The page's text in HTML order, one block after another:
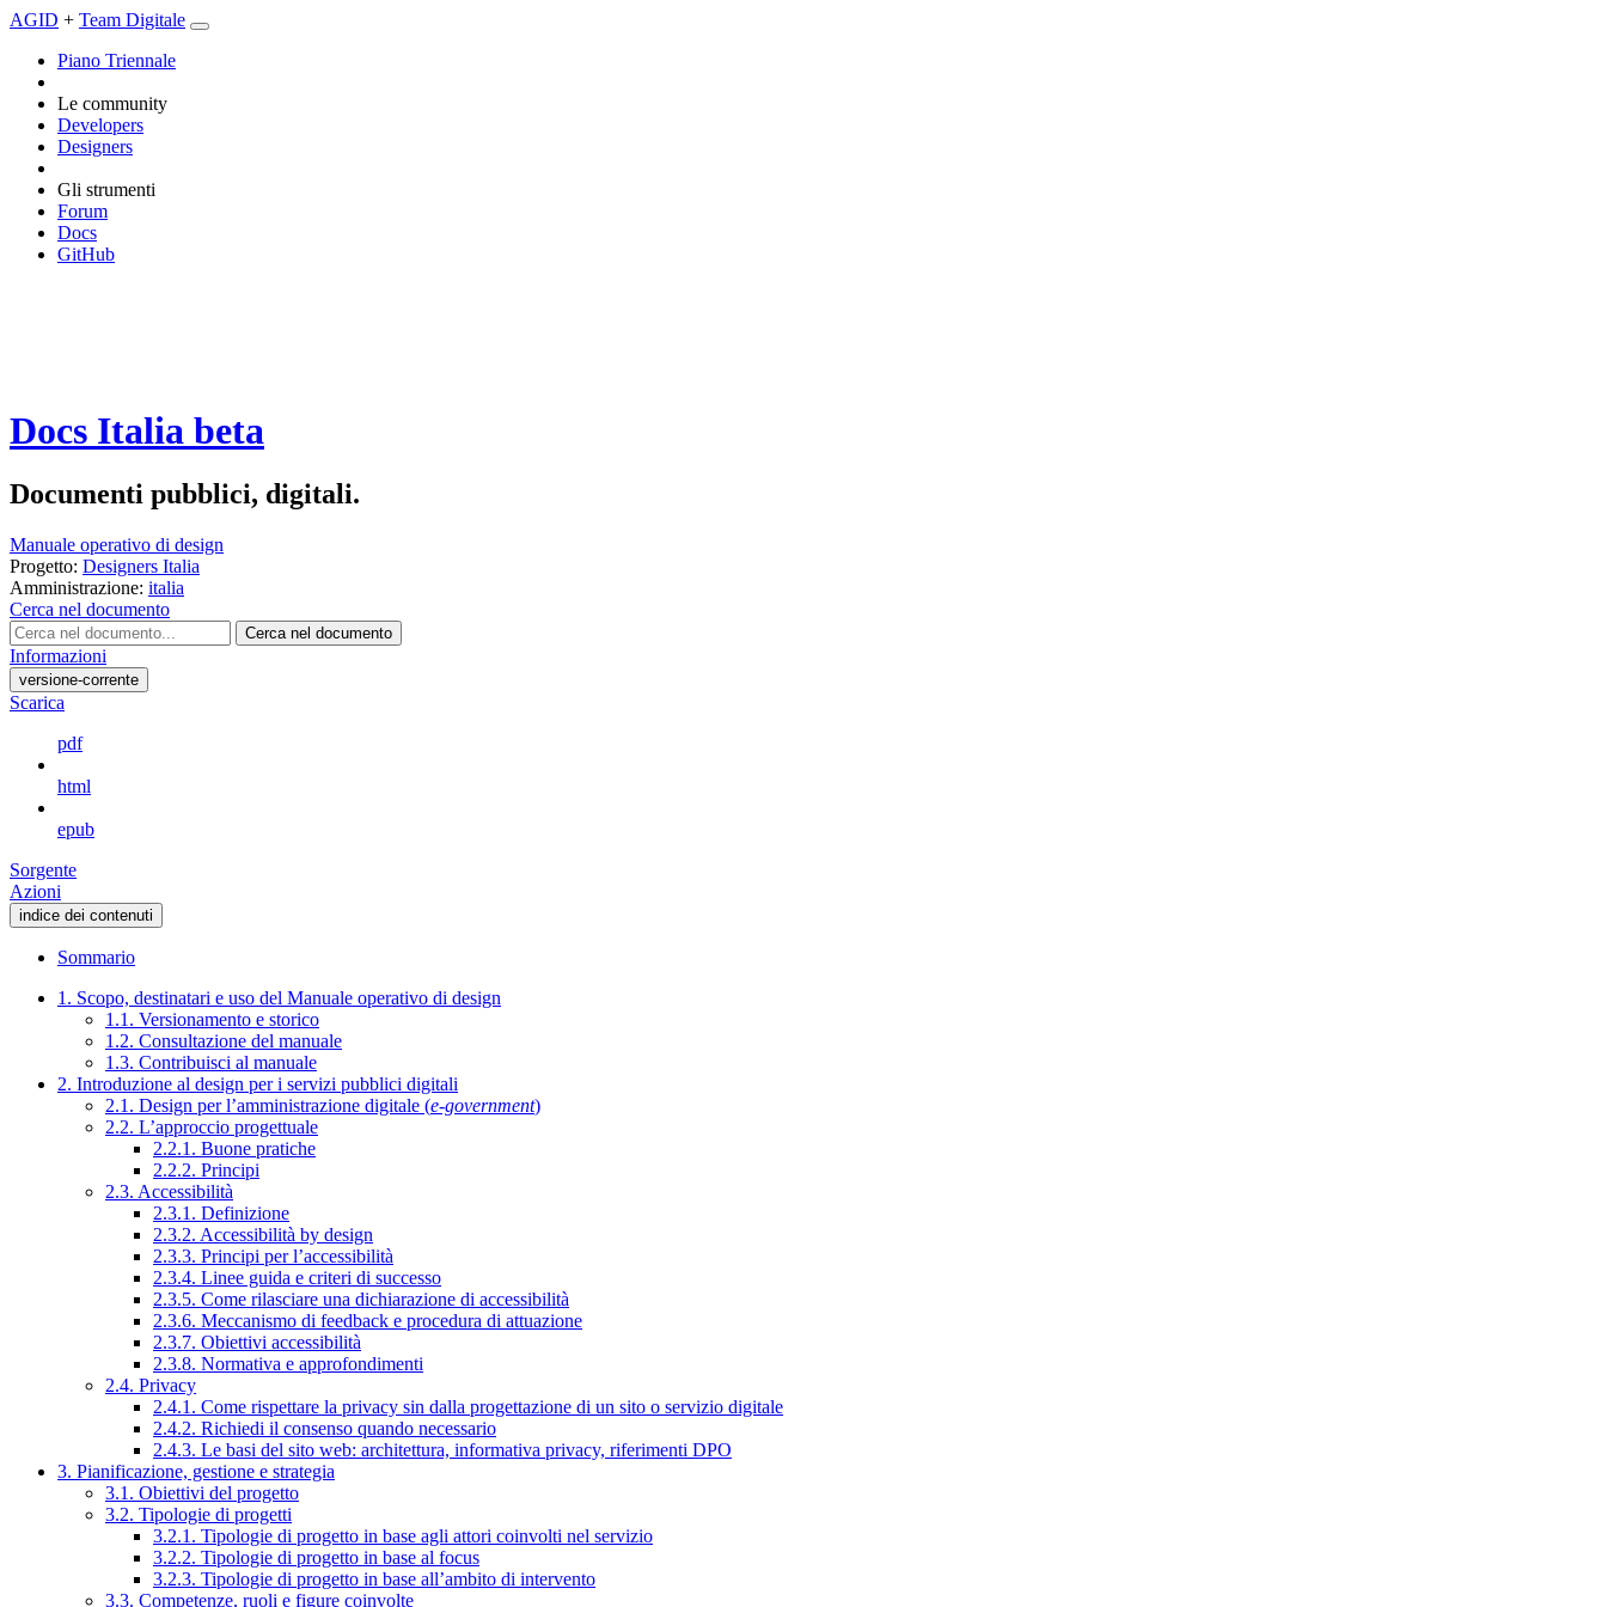
AGID + Team Digitale
Piano Triennale
Le community
Developers
Designers
Gli strumenti
Forum
Docs
GitHub
Docs Italia beta
Documenti pubblici, digitali.
Manuale operativo di design
Progetto: Designers Italia
Amministrazione: italia
Cerca nel documento
Cerca nel documento
Informazioni
versione-corrente
Scarica
pdf
html
epub
Sorgente
Azioni
indice dei contenuti
Sommario
1. Scopo, destinatari e uso del Manuale operativo di design
1.1. Versionamento e storico
1.2. Consultazione del manuale
1.3. Contribuisci al manuale
2. Introduzione al design per i servizi pubblici digitali
2.1. Design per l’amministrazione digitale (e-government)
2.2. L’approccio progettuale
2.2.1. Buone pratiche
2.2.2. Principi
2.3. Accessibilità
2.3.1. Definizione
2.3.2. Accessibilità by design
2.3.3. Principi per l’accessibilità
2.3.4. Linee guida e criteri di successo
2.3.5. Come rilasciare una dichiarazione di accessibilità
2.3.6. Meccanismo di feedback e procedura di attuazione
2.3.7. Obiettivi accessibilità
2.3.8. Normativa e approfondimenti
2.4. Privacy
2.4.1. Come rispettare la privacy sin dalla progettazione di un sito o servizio digitale
2.4.2. Richiedi il consenso quando necessario
2.4.3. Le basi del sito web: architettura, informativa privacy, riferimenti DPO
3. Pianificazione, gestione e strategia
3.1. Obiettivi del progetto
3.2. Tipologie di progetti
3.2.1. Tipologie di progetto in base agli attori coinvolti nel servizio
3.2.2. Tipologie di progetto in base al focus
3.2.3. Tipologie di progetto in base all’ambito di intervento
3.3. Competenze, ruoli e figure coinvolte